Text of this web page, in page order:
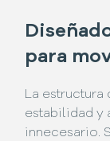
para
La
estabilidad y
innecesario.